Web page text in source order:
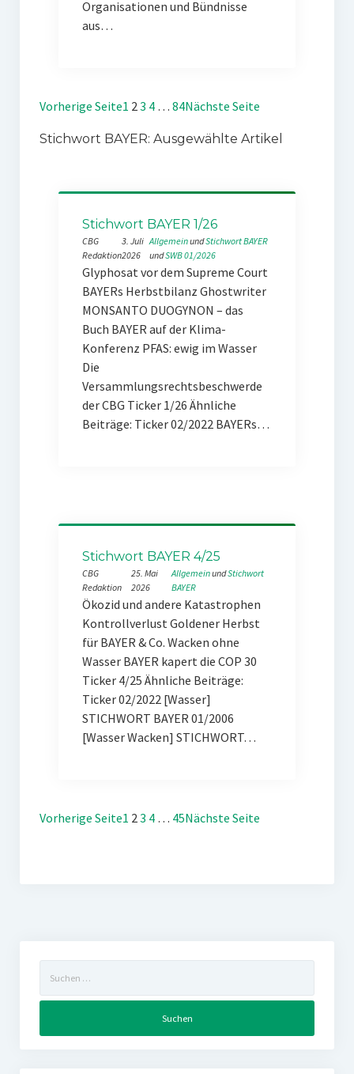
Organisationen und Bündnisse
aus…
Vorherige Seite1 23 4 … 84Nächste Seite
Stichwort BAYER: Ausgewählte Artikel
Stichwort BAYER 1/26
CBG
Redaktion
3. Juli
2026
Allgemein und Stichwort BAYER
und SWB 01/2026
Glyphosat vor dem Supreme Court
BAYERs Herbstbilanz Ghostwriter
MONSANTO DUOGYNON – das
Buch BAYER auf der Klima-
Konferenz PFAS: ewig im Wasser
Die
Versammlungsrechtsbeschwerde
der CBG Ticker 1/26 Ähnliche
Beiträge: Ticker 02/2022 BAYERs…
Stichwort BAYER 4/25
CBG
Redaktion
25. Mai
2026
Allgemein und Stichwort
BAYER
Ökozid und andere Katastrophen
Kontrollverlust Goldener Herbst
für BAYER & Co. Wacken ohne
Wasser BAYER kapert die COP 30
Ticker 4/25 Ähnliche Beiträge:
Ticker 02/2022 [Wasser]
STICHWORT BAYER 01/2006
[Wasser Wacken] STICHWORT…
Vorherige Seite1 23 4 … 45Nächste Seite
nach: